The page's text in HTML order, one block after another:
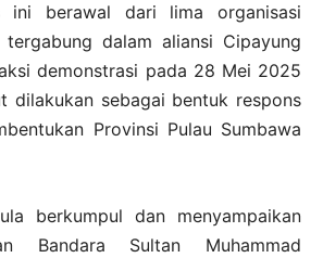
ini berawal dari lima organisasi
tergabung dalam aliansi Cipayung
demonstrasi pada 28 Mei 2025
dilakukan sebagai bentuk respons
Provinsi Pulau Sumbawa
berkumpul dan menyampaikan
Bandara Sultan Muhammad